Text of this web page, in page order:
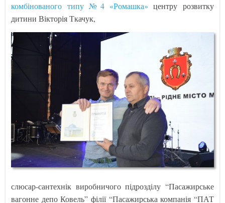
комбінованого типу №4 «Ромашка» центру розвитку
дитини Вікторія Ткачук,
слюсар-сантехнік виробничого підрозділу “Пасажирське
вагонне депо Ковель” філії “Пасажирська компанія “ПАТ